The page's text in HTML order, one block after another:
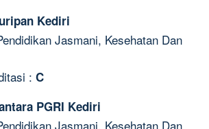
Kediri
Jasmani, Kesehatan Dan
: C
PGRI Kediri
Jasmani, Kesehatan Dan